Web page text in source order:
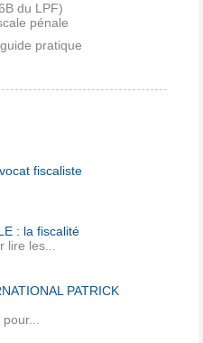
du LPF)
pénale
pratique
fiscaliste
: la fiscalité
les...
PATRICK